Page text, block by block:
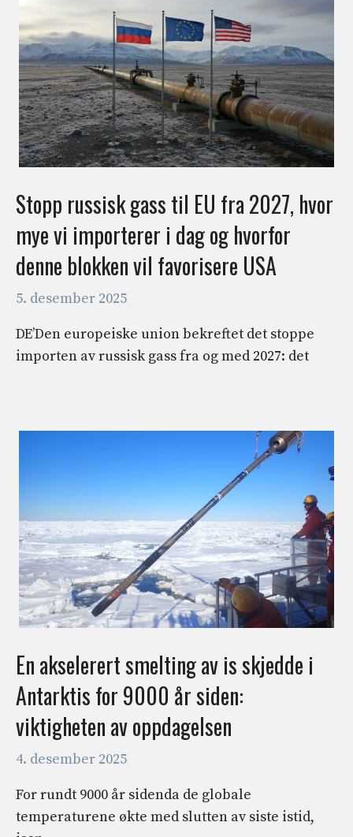
Stopp russisk gass til EU fra 2027, hvor
mye vi importerer i dag og hvorfor
denne blokken vil favorisere USA
5. desember 2025
DE’Den europeiske union bekreftet det stoppe
importen av russisk gass fra og med 2027: det
En akselerert smelting av is skjedde i
Antarktis for 9000 år siden:
viktigheten av oppdagelsen
4. desember 2025
For rundt 9000 år sidenda de globale
temperaturene økte med slutten av siste istid,